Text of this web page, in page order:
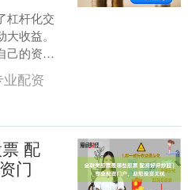
杠杆化交
收益。
己的资金
报。 * **
业配资
配
门